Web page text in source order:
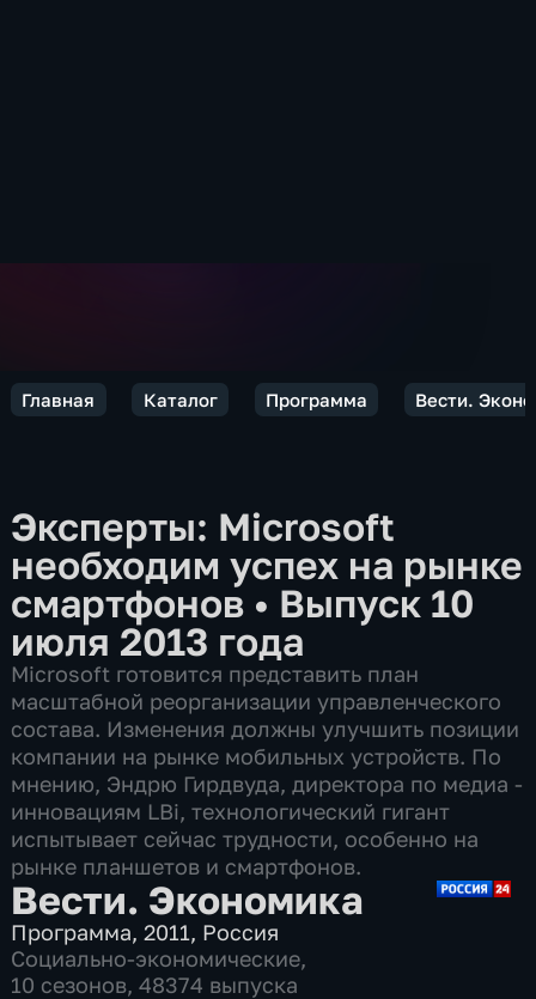
Главная Каталог Программа Вести.
Эксперты: Microsoft
необходим успех на рынке
смартфонов • Выпуск 10
июля 2013 года
Microsoft готовится представить план
масштабной реорганизации управленческого
состава. Изменения должны улучшить позиции
компании на рынке мобильных устройств. По
мнению, Эндрю Гирдвуда, директора по медиа -
инновациям LBi, технологический гигант
испытывает сейчас трудности, особенно на
рынке планшетов и смартфонов.
Вести. Экономика
Программа,2011, Россия
Социально-экономические,
10 сезонов, 48374 выпуска